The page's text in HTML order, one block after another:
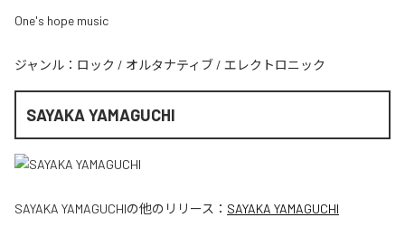
One's hope music
ジャンル： ロック / オルタナティブ / エレクトロニック
SAYAKA YAMAGUCHI
SAYAKA YAMAGUCHIの他のリリース： SAYAKA YAMAGUCHI